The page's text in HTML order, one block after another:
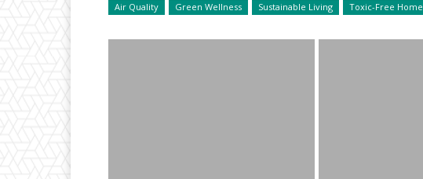
Air Quality Green Wellness Sustainable Living Toxic-Free Home